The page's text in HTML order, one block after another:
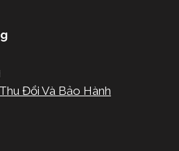
Đổi Và Bảo Hành